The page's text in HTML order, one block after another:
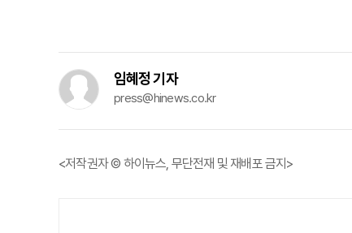
임혜정 기자
press@hinews.co.kr
<저작권자 © 하이뉴스, 무단전재 및 재배포 금지>